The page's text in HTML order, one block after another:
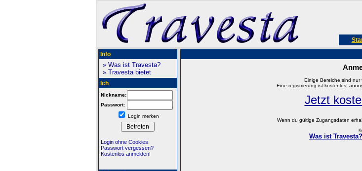
Info
» Was ist Travesta?
» Travesta bietet
Ich
Nickname:
Passwort:
Login merken
Login ohne Cookies
Passwort vergessen?
Kostenlos anmelden!
Einige Bereiche sind
Eine registrierung ist kostenlos,
Jetzt
Wenn du gültige Zugangsdaten
Was ist Travesta?